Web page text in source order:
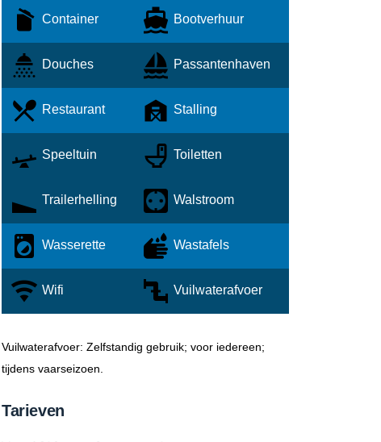
Container Bootverhuur
Douches Passantenhaven
Restaurant Stalling
Speeltuin Toiletten
Trailerhelling Walstroom
Wasserette Wastafels
Wifi Vuilwaterafvoer
Vuilwaterafvoer: Zelfstandig gebruik; voor iedereen;
tijdens vaarseizoen.
Tarieven